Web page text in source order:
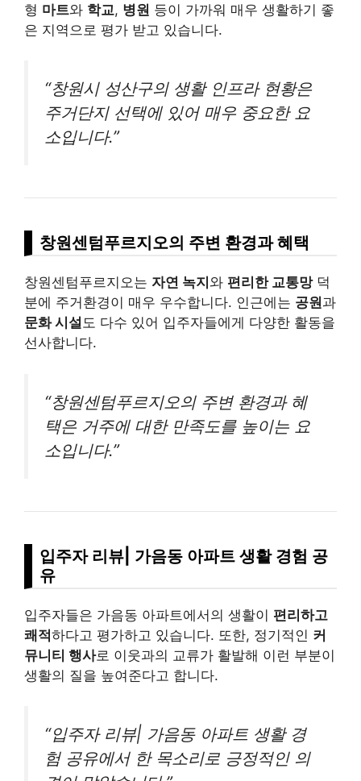
형 마트와 학교, 병원 등이 가까워 매우 생활하기 좋
은 지역으로 평가 받고 있습니다.
“창원시 성산구의 생활 인프라 현황은
주거단지 선택에 있어 매우 중요한 요
소입니다.”
창원센텀푸르지오의 주변 환경과 혜택
창원센텀푸르지오는 자연 녹지 와 편리한 교통망덕
분에 주거환경이 매우 우수합니다. 인근에는 공원과
문화 시설도 다수 있어 입주자들에게 다양한 활동을
선사합니다.
“창원센텀푸르지오의 주변 환경과 혜
택은 거주에 대한 만족도를 높이는 요
소입니다.”
입주자 리뷰| 가음동 아파트 생활 경험 공
유
입주자들은 가음동 아파트에서의 생활이 편리하고
쾌적하다고 평가하고 있습니다. 또한, 정기적인 커
뮤니티 행사로 이웃과의 교류가 활발해 이런 부분이
생활의 질을 높여준다고 합니다.
“입주자 리뷰| 가음동 아파트 생활 경
험 공유에서 한 목소리로 긍정적인 의